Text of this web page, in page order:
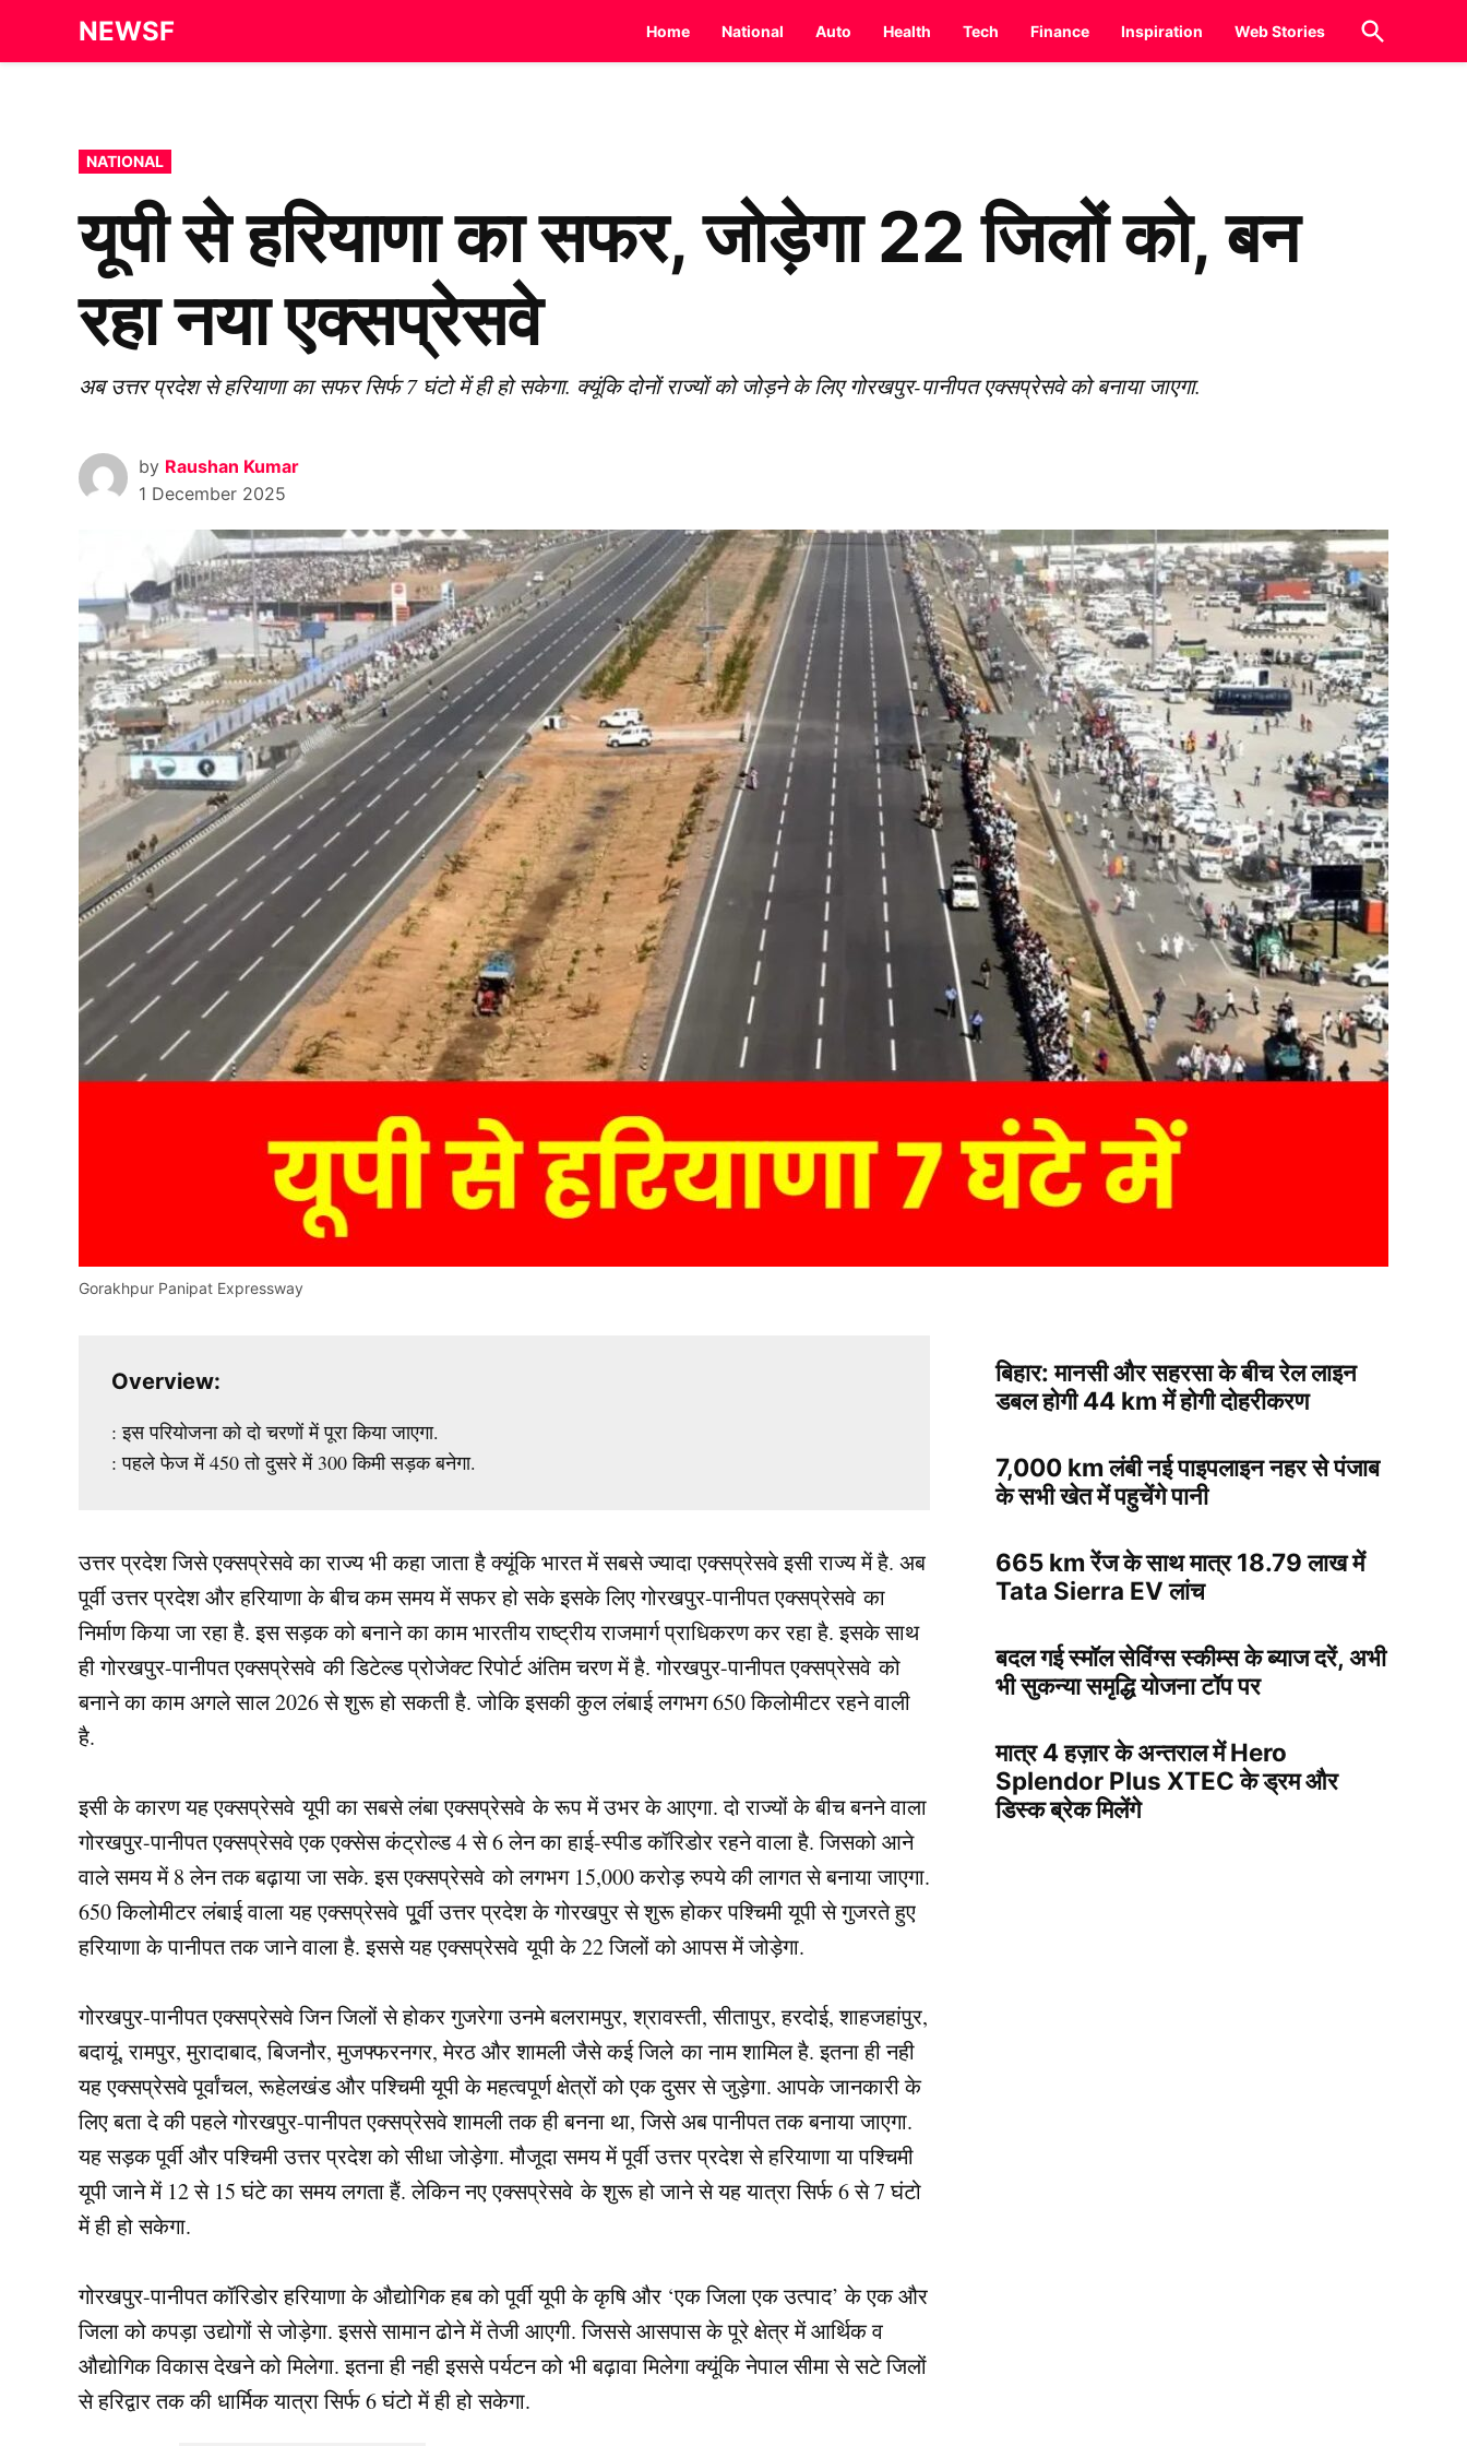
NEWSF Home National Auto Health Tech Finance Inspiration Web Stories
Open
Search
POSTED
IN
NATIONAL
यूपी से हरियाणा का सफर, जोड़ेगा 22 जिलों को, बन
रहा नया एक्सप्रेसवे
अब उत्तर प्रदेश से हरियाणा का सफर सिर्फ 7 घंटो में ही हो सकेगा. क्यूंकि दोनों राज्यों को जोड़ने के लिए गोरखपुर-पानीपत एक्सप्रेसवे को बनाया जाएगा.
by Raushan Kumar
1 December 2025
Gorakhpur Panipat Expressway
Overview:
: इस परियोजना को दो चरणों में पूरा किया जाएगा.
: पहले फेज में 450 तो दुसरे में 300 किमी सड़क बनेगा.
उत्तर प्रदेश जिसे एक्सप्रेसवे का राज्य भी कहा जाता है क्यूंकि भारत में सबसे ज्यादा एक्सप्रेसवे इसी राज्य में है. अब
पूर्वी उत्तर प्रदेश और हरियाणा के बीच कम समय में सफर हो सके इसके लिए गोरखपुर-पानीपत एक्सप्रेसवे का
निर्माण किया जा रहा है. इस सड़क को बनाने का काम भारतीय राष्ट्रीय राजमार्ग प्राधिकरण कर रहा है. इसके साथ
ही गोरखपुर-पानीपत एक्सप्रेसवे की डिटेल्ड प्रोजेक्ट रिपोर्ट अंतिम चरण में है. गोरखपुर-पानीपत एक्सप्रेसवे को
बनाने का काम अगले साल 2026 से शुरू हो सकती है. जोकि इसकी कुल लंबाई लगभग 650 किलोमीटर रहने वाली
है.
इसी के कारण यह एक्सप्रेसवे यूपी का सबसे लंबा एक्सप्रेसवे के रूप में उभर के आएगा. दो राज्यों के बीच बनने वाला
गोरखपुर-पानीपत एक्सप्रेसवे एक एक्‍सेस कंट्रोल्‍ड 4 से 6 लेन का हाई-स्पीड कॉरिडोर रहने वाला है. जिसको आने
वाले समय में 8 लेन तक बढ़ाया जा सके. इस एक्सप्रेसवे को लगभग 15,000 करोड़ रुपये की लागत से बनाया जाएगा.
650 किलोमीटर लंबाई वाला यह एक्सप्रेसवे पू्र्वी उत्तर प्रदेश के गोरखपुर से शुरू होकर पश्चिमी यूपी से गुजरते हुए
हरियाणा के पानीपत तक जाने वाला है. इससे यह एक्सप्रेसवे यूपी के 22 जिलों को आपस में जोड़ेगा.
गोरखपुर-पानीपत एक्सप्रेसवे जिन जिलों से होकर गुजरेगा उनमे बलरामपुर, श्रावस्ती, सीतापुर, हरदोई, शाहजहांपुर,
बदायूं, रामपुर, मुरादाबाद, बिजनौर, मुजफ्फरनगर, मेरठ और शामली जैसे कई जिले का नाम शामिल है. इतना ही नही
यह एक्सप्रेसवे पूर्वांचल, रूहेलखंड और पश्चिमी यूपी के महत्वपूर्ण क्षेत्रों को एक दुसर से जुड़ेगा. आपके जानकारी के
लिए बता दे की पहले गोरखपुर-पानीपत एक्सप्रेसवे शामली तक ही बनना था, जिसे अब पानीपत तक बनाया जाएगा.
यह सड़क पूर्वी और पश्चिमी उत्तर प्रदेश को सीधा जोड़ेगा. मौजूदा समय में पूर्वी उत्तर प्रदेश से हरियाणा या पश्चिमी
यूपी जाने में 12 से 15 घंटे का समय लगता हैं. लेकिन नए एक्सप्रेसवे के शुरू हो जाने से यह यात्रा सिर्फ 6 से 7 घंटो
में ही हो सकेगा.
गोरखपुर-पानीपत कॉरिडोर हरियाणा के औद्योगिक हब को पूर्वी यूपी के कृषि और ‘एक जिला एक उत्पाद’ के एक और
जिला को कपड़ा उद्योगों से जोड़ेगा. इससे सामान ढोने में तेजी आएगी. जिससे आसपास के पूरे क्षेत्र में आर्थिक व
औद्योगिक विकास देखने को मिलेगा. इतना ही नही इससे पर्यटन को भी बढ़ावा मिलेगा क्यूंकि नेपाल सीमा से सटे जिलों
से हरिद्वार तक की धार्मिक यात्रा सिर्फ 6 घंटो में ही हो सकेगा.
बिहार: मानसी और सहरसा के बीच रेल लाइन
डबल होगी 44 km में होगी दोहरीकरण
7,000 km लंबी नई पाइपलाइन नहर से पंजाब
के सभी खेत में पहुचेंगे पानी
665 km रेंज के साथ मात्र 18.79 लाख में
Tata Sierra EV लांच
बदल गई स्मॉल सेविंग्स स्कीम्स के ब्याज दरें, अभी
भी सुकन्या समृद्धि योजना टॉप पर
मात्र 4 हज़ार के अन्तराल में Hero
Splendor Plus XTEC के ड्रम और
डिस्क ब्रेक मिलेंगे